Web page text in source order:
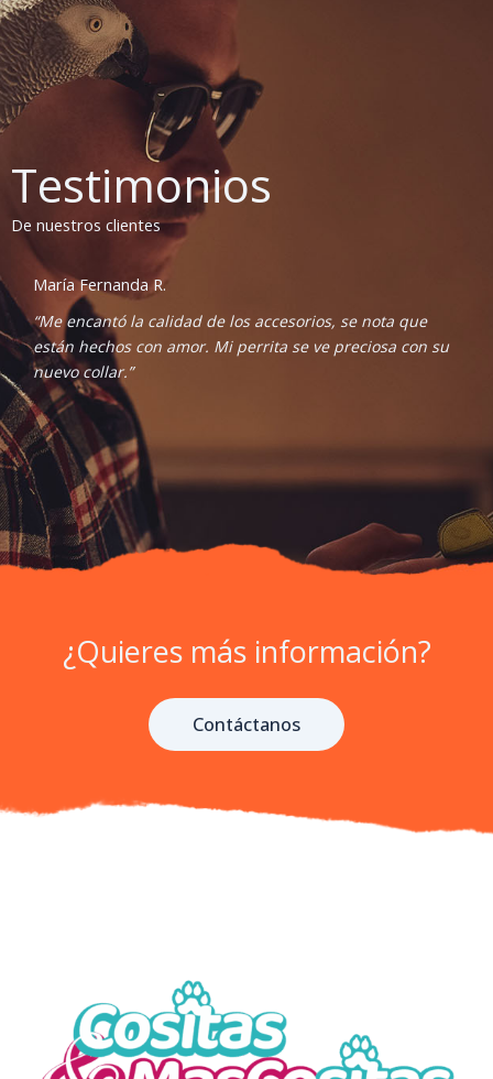
Testimonios
De nuestros clientes
María Fernanda R.
“Me encantó la calidad de los accesorios, se nota que
están hechos con amor. Mi perrita se ve preciosa con su
nuevo collar.”
¿Quieres más información?
Contáctanos